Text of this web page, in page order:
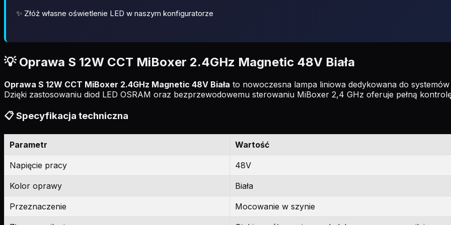
✨ Złóż własne oświetlenie LED w naszym konfiguratorze
💡 Oprawa S 12W CCT MiBoxer 2.4GHz Magnetic 48V Biała
Oprawa S 12W CCT MiBoxer 2.4GHz Magnetic 48V Biała to nowoczesna lampa liniowa dedykowana do
Dzięki zastosowaniu diod LED OSRAM oraz bezprzewodowemu sterowaniu MiBoxer 2,4 GHz oferuje pełną
📋 Specyfikacja techniczna
Parametr Wartość
Napięcie pracy 48V
Kolor oprawy Biała
Przeznaczenie Mocowanie w szynie